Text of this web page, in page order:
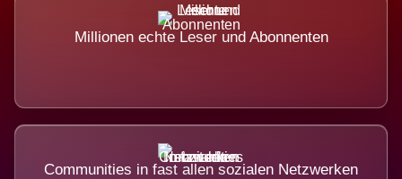
Millionen echte Leser und Abonnenten
Communities in fast allen sozialen Netzwerken